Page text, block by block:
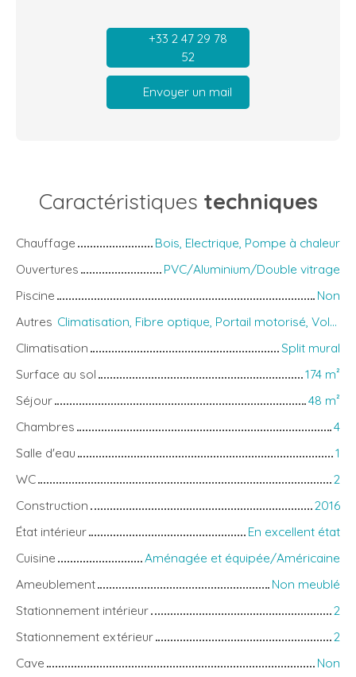
+33 2 47 29 78
52
Envoyer un mail
Caractéristiques techniques
Chauffage
Bois, Electrique, Pompe à chaleur
Ouvertures
PVC/Aluminium/Double vitrage
Piscine
Non
Autres
Climatisation, Fibre optique, Portail motorisé, Volets électriques
Climatisation
Split mural
Surface au sol
174 m²
Séjour
48 m²
Chambres
4
Salle d'eau
1
WC
2
Construction
2016
État intérieur
En excellent état
Cuisine
Aménagée et équipée/Américaine
Ameublement
Non meublé
Stationnement intérieur
2
Stationnement extérieur
2
Cave
Non